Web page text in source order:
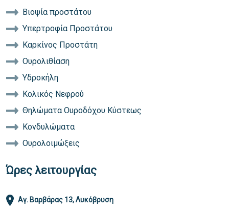
Βιοψία προστάτου
Yπερτροφία Προστάτου
Καρκίνος Προστάτη
Oυρολιθίαση
Υδροκήλη
Κολικός Νεφρού
Θηλώματα Ουροδόχου Κύστεως
Κονδυλώματα
Ουρολοιμώξεις
Ώρες λειτουργίας
Αγ. Βαρβάρας 13, Λυκόβρυση